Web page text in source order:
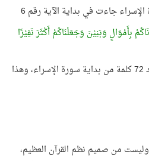
جاءت في بداية الآية رقم 6
بِأَمْوَالٍ وَبَنِيْنَ وَجَعَلْنَاكُمْ أَكْثَرَ نَفِيْرًا
كلمة (ثُمَّ) في هذه الآية تأتي بعد 72 كلمة من بداية سورة الإسراء، وهذا
وليست من صميم نظم القرآن العظيم،